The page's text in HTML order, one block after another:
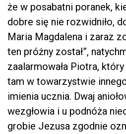
że w posabatni poranek,
dobre się nie rozwidniło,
Maria Magdalena i zaraz
ten próżny został”,
zaalarmowała Piotra,
tam w towarzystwie
imienia ucznia. Dwaj
wezgłowia i u podnóża
grobie Jezusa zgodnie